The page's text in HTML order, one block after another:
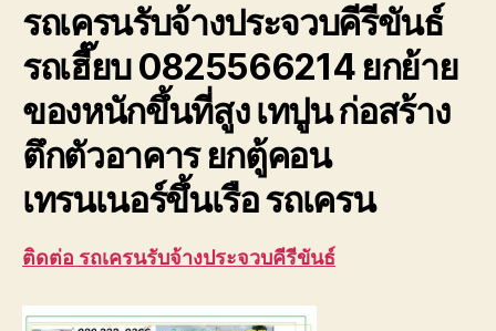
ของ
เทปูน
รถเครนรับจ้างประจวบคีรีขันธ์
รถเฮี๊ยบ 0825566214 ยกย้าย
ของหนักขึ้นที่สูง เทปูน ก่อสร้าง
ตึกตัวอาคาร ยกตู้คอน
เทรนเนอร์ขึ้นเรือ รถเครน
ติดต่อ รถเครนรับจ้างประจวบคีรีขันธ์